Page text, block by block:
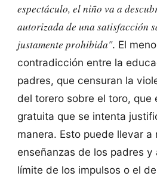
espectáculo, el niño va a
autorizada de una satisfacción
justamente prohibida". El
contradicción entre la
padres, que censuran la
del torero sobre el toro, que
gratuita que se intenta
manera. Esto puede llevar a
enseñanzas de los padres y
límite de los impulsos o el